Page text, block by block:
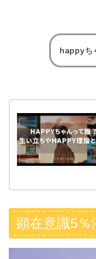
happyち
顕在意識5％